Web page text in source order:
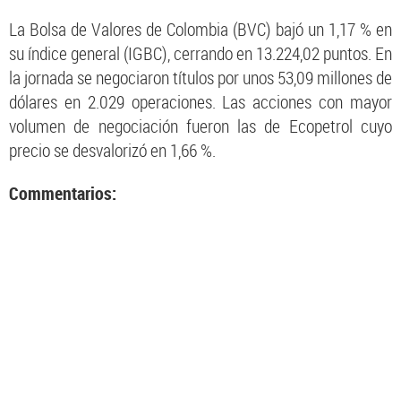
La Bolsa de Valores de Colombia (BVC) bajó un 1,17 % en
su índice general (IGBC), cerrando en 13.224,02 puntos. En
la jornada se negociaron títulos por unos 53,09 millones de
dólares en 2.029 operaciones. Las acciones con mayor
volumen de negociación fueron las de Ecopetrol cuyo
precio se desvalorizó en 1,66 %.
Commentarios: